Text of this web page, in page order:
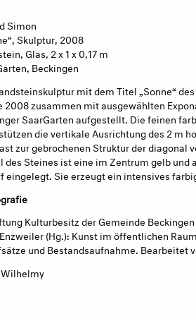
Simon
Skulptur, 2008
Glas, 2 x 1 x 0,17 m
Beckingen
mit dem Titel „Sonne“
2008 zusammen mit ausgewählten
SaarGarten aufgestellt. Die feinen
die vertikale Ausrichtung des 2 m
zur gebrochenen Struktur der diagonal
des Steines ist eine im Zentrum gelb und
eingelegt. Sie erzeugt ein intensives
Kulturbesitz der Gemeinde
(Hg.): Kunst im öffentlichen
und Bestandsaufnahme. Bearbeitet